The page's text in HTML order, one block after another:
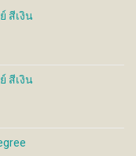
สีเงิน
สีเงิน